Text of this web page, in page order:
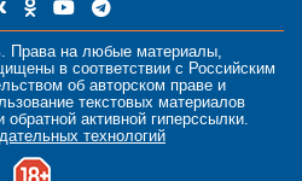
Права на любые материалы,
в соответствии с Российским
об авторском праве и
текстовых материалов
активной гиперссылки.
технологий